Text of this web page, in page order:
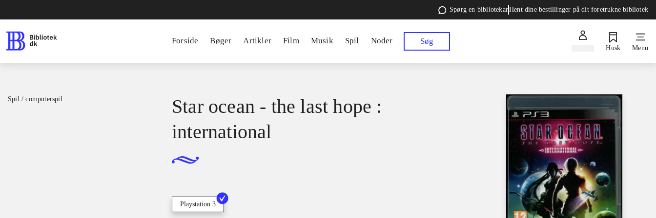
Spørg en bibliotekarHent dine bestillinger på dit foretrukne bibliotek
Forside Bøger Artikler Film Musik Spil Noder Søg
Husk Menu
Spil / computerspil
Star ocean - the last hope :
international
Playstation 3